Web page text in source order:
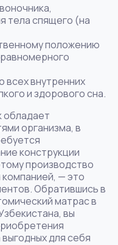
тела спящего (на
положению
всех внутренних
и здорового сна.
обладает
организма, в
конструкции
производство
— это
Обратившись в
матрас в
вы
для себя